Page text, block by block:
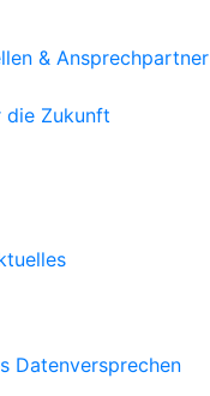
& Ansprechpartner
die Zukunft
Datenversprechen